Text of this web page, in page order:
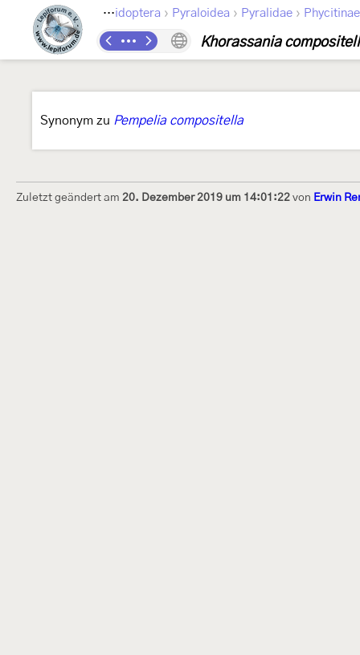
Lepidoptera › Pyraloidea › Pyralidae › Phycitinae
Khorassania
Synonym zu Pempelia compositella
Zuletzt geändert am 20. Dezember 2019 um 14:01:22 von Erwin